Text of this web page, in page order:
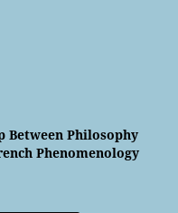
Between Philosophy
Phenomenology